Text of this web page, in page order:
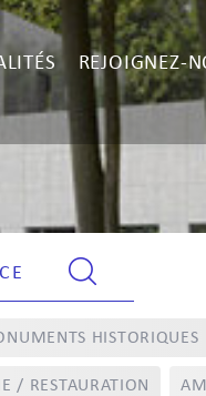
REJOIGNEZ-
HISTORIQUES
/ RESTAURATION